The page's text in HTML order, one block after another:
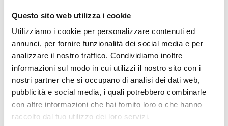
Questo sito web utilizza i cookie
Utilizziamo i cookie per personalizzare contenuti ed
annunci, per fornire funzionalità dei social media e per
analizzare il nostro traffico. Condividiamo inoltre
informazioni sul modo in cui utilizzi il nostro sito con i
nostri partner che si occupano di analisi dei dati web,
pubblicità e social media, i quali potrebbero combinarle
con altre informazioni che hai fornito loro o che hanno
raccolto dal tuo utilizzo dei loro servizi.
Direttrice
responsabile
Maria Rizzarelli